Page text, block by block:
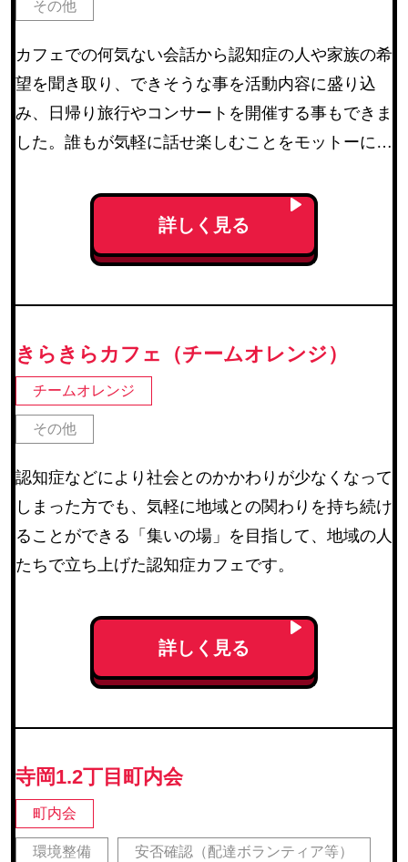
その他
カフェでの何気ない会話から認知症の人や家族の希
望を聞き取り、できそうな事を活動内容に盛り込
み、日帰り旅行やコンサートを開催する事もできま
した。誰もが気軽に話せ楽しむことをモットーに活
詳しく見る
きらきらカフェ（チームオレンジ）
チームオレンジ
その他
認知症などにより社会とのかかわりが少なくなって
しまった方でも、気軽に地域との関わりを持ち続け
ることができる「集いの場」を目指して、地域の人
たちで立ち上げた認知症カフェです。
詳しく見る
寺岡1.2丁目町内会
町内会
環境整備 安否確認（配達ボランティア等）